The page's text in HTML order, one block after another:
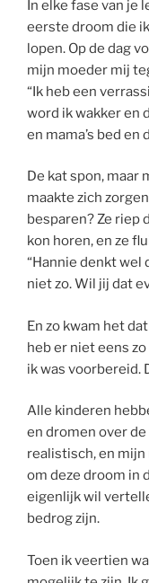
In elke fase van je
eerste droom die
lopen. Op de dag
mijn moeder mij
“Ik heb een
word ik wakker en
en mama’s bed en
De kat spon, maar
maakte zich
besparen? Ze riep
kon horen, en ze
“Hannie denkt wel
niet zo. Wil jij dat
En zo kwam het
heb er niet eens
ik was voorbereid.
Alle kinderen
en dromen over
realistisch, en mijn
om deze droom in
eigenlijk wil
bedrog zijn.
Toen ik veertien